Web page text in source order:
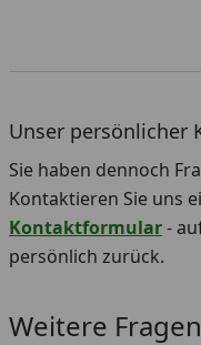
Unser persönlicher
Sie haben dennoch
Kontaktieren Sie uns
Kontaktformular-
persönlich zurück.
Weitere